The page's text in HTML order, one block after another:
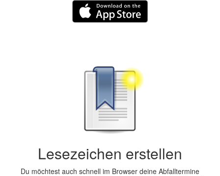
Lesezeichen erstellen
Du möchtest auch schnell im Browser deine Abfalltermine